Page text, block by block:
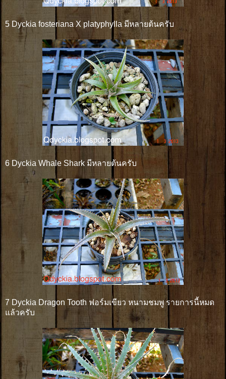
5 Dyckia fosteriana X platyphylla มีหลายต้นครับ
6 Dyckia Whale Shark มีหลายต้นครับ
7 Dyckia Dragon Tooth ฟอร์มเขียว หนามชมพู รายการนี้หมด
แล้วครับ